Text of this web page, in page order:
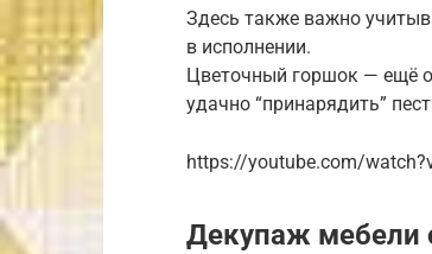
Здесь также важно
в исполнении.
Цветочный горшок — ещё
удачно “принарядить”
https://youtube.com/
Декупаж мебели